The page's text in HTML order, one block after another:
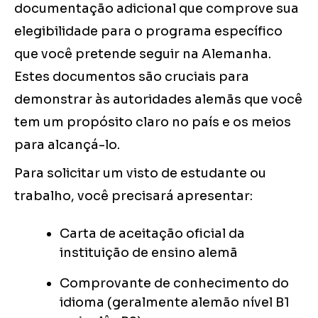
documentação adicional que comprove sua
elegibilidade para o programa específico
que você pretende seguir na Alemanha.
Estes documentos são cruciais para
demonstrar às autoridades alemãs que você
tem um propósito claro no país e os meios
para alcançá-lo.
Para solicitar um visto de estudante ou
trabalho, você precisará apresentar:
Carta de aceitação oficial da
instituição de ensino alemã
Comprovante de conhecimento do
idioma (geralmente alemão nível B1